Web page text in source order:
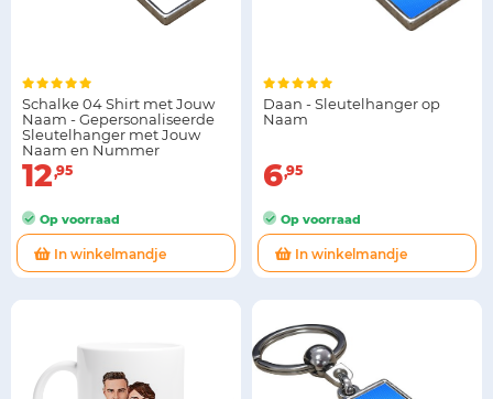
Schalke 04 Shirt met Jouw
Naam - Gepersonaliseerde
Sleutelhanger met Jouw
Naam en Nummer
12 95
Op voorraad
In winkelmandje
Daan - Sleutelhanger op
Naam
6 95
Op voorraad
In winkelmandje